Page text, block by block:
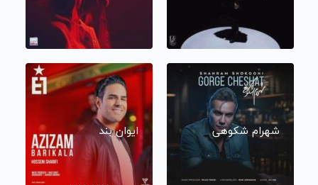
شهرام شکوهی ایوان بند